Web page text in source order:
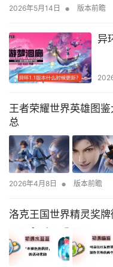
2026年5月14日 • 版本前瞻
异
王者荣耀世界英雄图
总
2026年4月8日 • 版本前瞻
洛克王国世界精灵奖